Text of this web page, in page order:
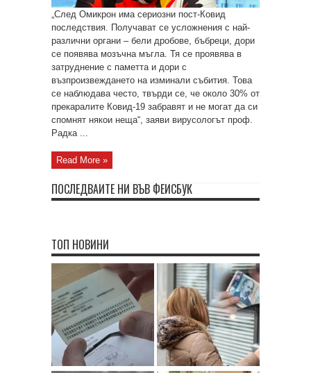
„След Омикрон има сериозни пост-Ковид
последствия. Получават се усложнения с най-
различни органи – бели дробове, бъбреци, дори
се появява мозъчна мъгла. Тя се проявява в
затруднение с паметта и дори с
възпроизвеждането на изминали събития. Това
се наблюдава често, твърди се, че около 30% от
прекаралите Ковид-19 забравят и не могат да си
спомнят някои неща“, заяви вирусологът проф.
Радка ...
Read More »
ПОСЛЕДВАЙТЕ НИ ВЪВ ФЕЙСБУК
ТОП НОВИНИ